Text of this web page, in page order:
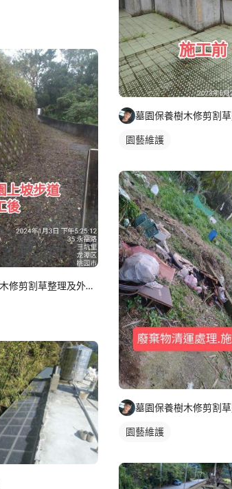
墓園保養樹木修剪割草整理及外牆清潔
園藝維護
園藝維護